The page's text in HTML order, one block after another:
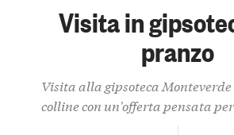
Visita in
pranzo
Visita alla gipsoteca
colline con un'offerta pensata